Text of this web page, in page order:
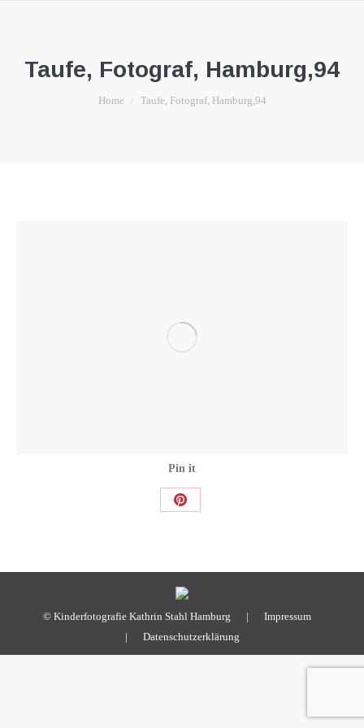
Taufe, Fotograf, Hamburg,94
You are here:
Home Taufe, Fotograf, Hamburg,94
Pin it
Share
© Kinderfotografie Kathrin Stahl Hamburg | Impressum
| Datenschutzerklärung